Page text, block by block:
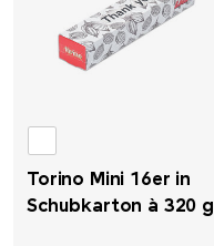
Torino Mini 16er in
Schubkarton à 320 g